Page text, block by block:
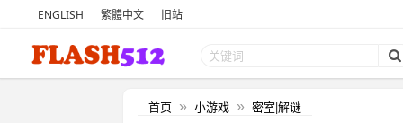
ENGLISH 繁體中文 旧站
首页 » 小游戏 » 密室|解谜